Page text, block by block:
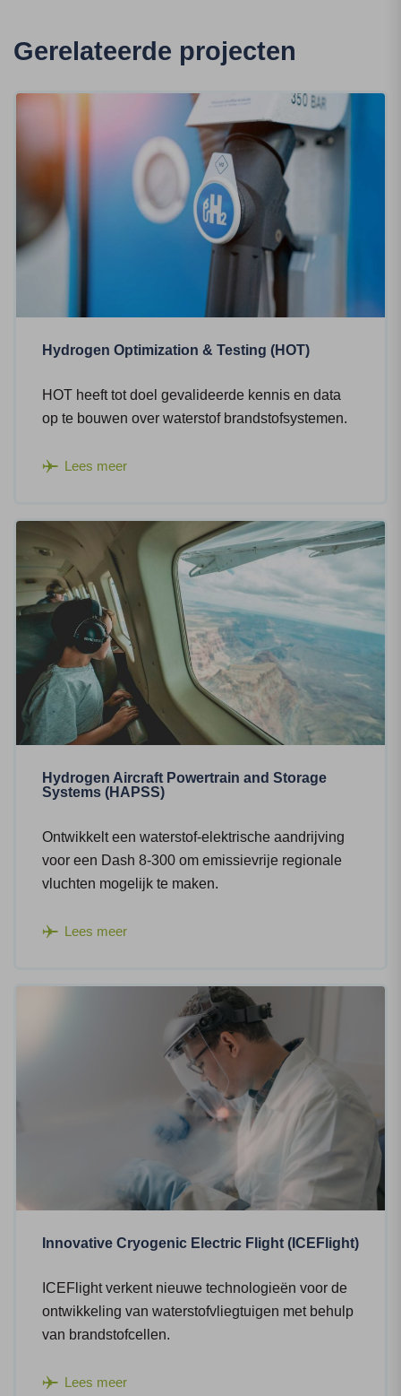
Gerelateerde projecten
Hydrogen Optimization & Testing (HOT)
HOT heeft tot doel gevalideerde kennis en data
op te bouwen over waterstof brandstofsystemen.
Lees meer
Hydrogen Aircraft Powertrain and Storage
Systems (HAPSS)
Ontwikkelt een waterstof-elektrische aandrijving
voor een Dash 8-300 om emissievrije regionale
vluchten mogelijk te maken.
Lees meer
Innovative Cryogenic Electric Flight (ICEFlight)
ICEFlight verkent nieuwe technologieën voor de
ontwikkeling van waterstofvliegtuigen met behulp
van brandstofcellen.
Lees meer